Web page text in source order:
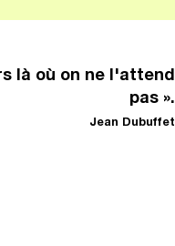
là où on ne l'attend
pas ».
Jean Dubuffet